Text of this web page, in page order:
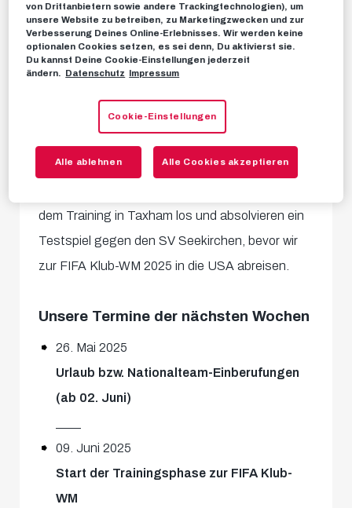
Die Verschnaufpause nach dem
Meisterschaftsfinale ist nur eine äußerst kurze.
Ab heute genießen unsere Burschen ein paar
nächste Woche am Montag, den 02. Juni weiter
zu den Nationalteams.
dem Training in Taxham los und absolvieren ein
Testspiel gegen den SV Seekirchen, bevor wir
zur FIFA Klub-WM 2025 in die USA abreisen.
Unsere Termine der nächsten Wochen
26. Mai 2025
Urlaub bzw. Nationalteam-Einberufungen
(ab 02. Juni)
09. Juni 2025
Start der Trainingsphase zur FIFA Klub-
WM
von Drittanbietern sowie andere Trackingtechnologien), um
unsere Website zu betreiben, zu Marketingzwecken und zur
Verbesserung Deines Online-Erlebnisses. Wir werden keine
optionalen Cookies setzen, es sei denn, Du aktivierst sie.
Du kannst Deine Cookie-Einstellungen jederzeit
ändern. Datenschutz Impressum
Cookie-Einstellungen
Alle ablehnen Alle Cookies akzeptieren